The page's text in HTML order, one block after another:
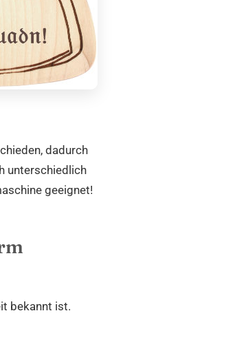
dadurch
unterschiedlich
geeignet!
bekannt ist.